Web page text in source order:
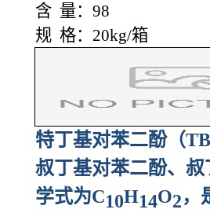
含 量：98
规 格：20kg/箱
特丁基对苯二酚（
叔丁基对苯二酚、
学式为C10H14O2，